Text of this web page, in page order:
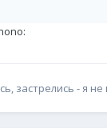
застрелись - я не